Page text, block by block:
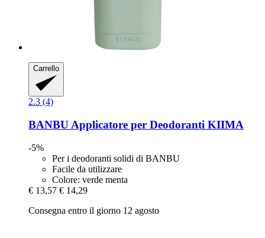
Carrello
2.3 (4)
BANBU Applicatore per Deodoranti KIIMA
-5%
Per i deodoranti solidi di BANBU
Facile da utilizzare
Colore: verde menta
€ 13,57 € 14,29
Consegna entro il giorno 12 agosto